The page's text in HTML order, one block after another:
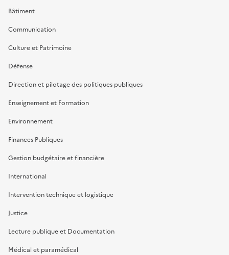
Bâtiment
Communication
Culture et Patrimoine
Défense
Direction et pilotage des politiques publiques
Enseignement et Formation
Environnement
Finances Publiques
Gestion budgétaire et financière
International
Intervention technique et logistique
Justice
Lecture publique et Documentation
Médical et paramédical